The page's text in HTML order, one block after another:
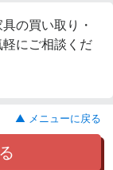
の買い取り・
にご相談くだ
▲ メニューに戻る